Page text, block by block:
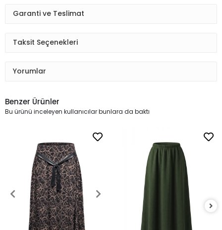
Garanti ve Teslimat
Taksit Seçenekleri
Yorumlar
Benzer Ürünler
Bu ürünü inceleyen kullanıcılar bunlara da baktı